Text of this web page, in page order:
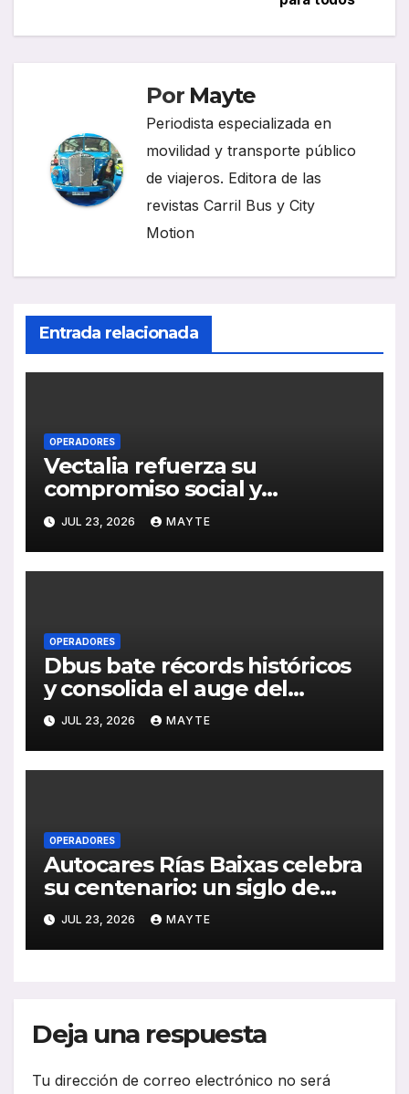
Por Mayte
Periodista especializada en
movilidad y transporte público
de viajeros. Editora de las
revistas Carril Bus y City
Motion
Entrada relacionada
OPERADORES
Vectalia refuerza su
compromiso social y
medioambiental con la
publicación de su Memoria de
RSC 2025
JUL 23, 2026 MAYTE
OPERADORES
Dbus bate récords históricos
y consolida el auge del
transporte público en San
Sebastián
JUL 23, 2026 MAYTE
OPERADORES
Autocares Rías Baixas celebra
su centenario: un siglo de
historia, esfuerzo familiar y
compromiso con el
transporte gallego
JUL 23, 2026 MAYTE
Deja una respuesta
Tu dirección de correo electrónico no será